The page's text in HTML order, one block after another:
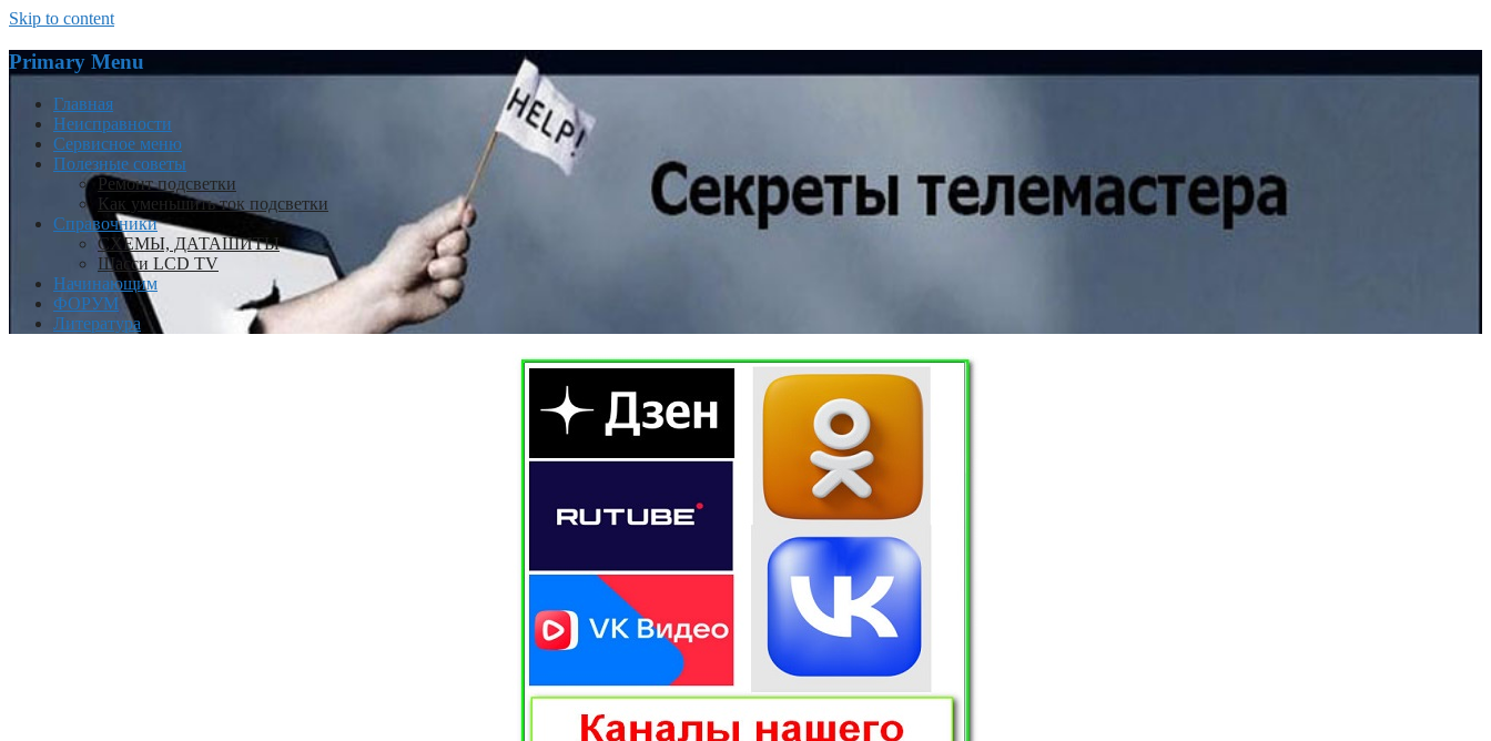
Skip to content
Primary Menu
Главная
Неисправности
Сервисное меню
Полезные советы
Ремонт подсветки
Как уменьшить ток подсветки
Справочники
СХЕМЫ, ДАТАШИТЫ
Шасси LCD TV
Начинающим
ФОРУМ
Литература